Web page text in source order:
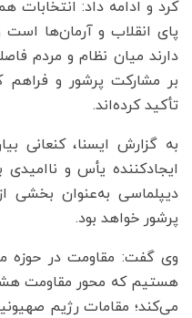
کرد و ادامه داد: انتخابات
پای انقلاب و آرمان‌ها
دارند میان نظام و مردم
بر مشارکت پرشور و فراهم
تأکید کرده‌‎اند.
به گزارش ایسنا، کنعانی
ایجادکننده یأس و
دیپلماسی به‌عنوان بخشی
پرشور خواهد بود.
وی گفت: مقاومت در حوزه
هستیم که محور مقاومت
می‌کند؛ مقامات رژیم